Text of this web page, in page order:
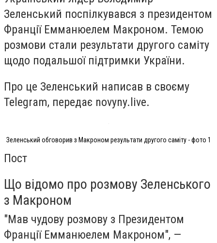
Зеленський поспілкувався з президентом
Франції Емманюелем Макроном. Темою
розмови стали результати другого саміту
щодо подальшої підтримки України.
Про це Зеленський написав в своєму
Telegram, передає novyny.live.
Зеленський обговорив з Макроном результати другого саміту - фото 1
Пост
Що відомо про розмову Зеленського
з Макроном
"Мав чудову розмову з Президентом
Франції Емманюелем Макроном", —